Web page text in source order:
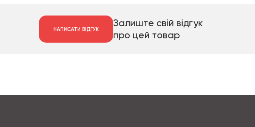
НАПИСАТИ ВІДГУК
Залиште свій відгук
про цей товар